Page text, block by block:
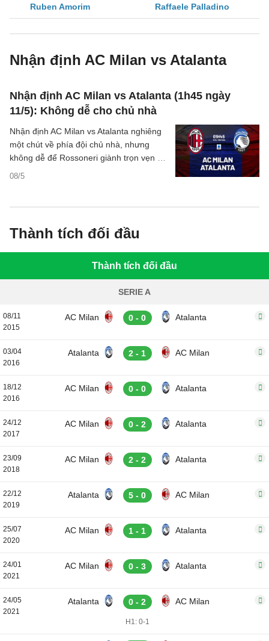
Ruben Amorim Raffaele Palladino
Nhận định AC Milan vs Atalanta
Nhận định AC Milan vs Atalanta (1h45 ngày
11/5): Không dễ cho chủ nhà
08/5
Nhận định AC Milan vs Atalanta nghiêng
một chút về phía đội chủ nhà, nhưng
không dễ để Rossoneri giành trọn vẹn 3
điểm tại San Siro.
Thành tích đối đầu
Thành tích đối đầu
SERIE A
08/11
2015
AC Milan 0 - 0 Atalanta
03/04
2016
Atalanta 2 - 1 AC Milan
18/12
2016
AC Milan 0 - 0 Atalanta
24/12
2017
AC Milan 0 - 2 Atalanta
23/09
2018
AC Milan 2 - 2 Atalanta
22/12
2019
Atalanta 5 - 0 AC Milan
25/07
2020
AC Milan 1 - 1 Atalanta
24/01
2021
AC Milan 0 - 3 Atalanta
24/05
2021
Atalanta 0 - 2 AC Milan
H1: 0-1